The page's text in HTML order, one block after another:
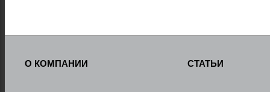
О КОМПАНИИ СТАТЬИ